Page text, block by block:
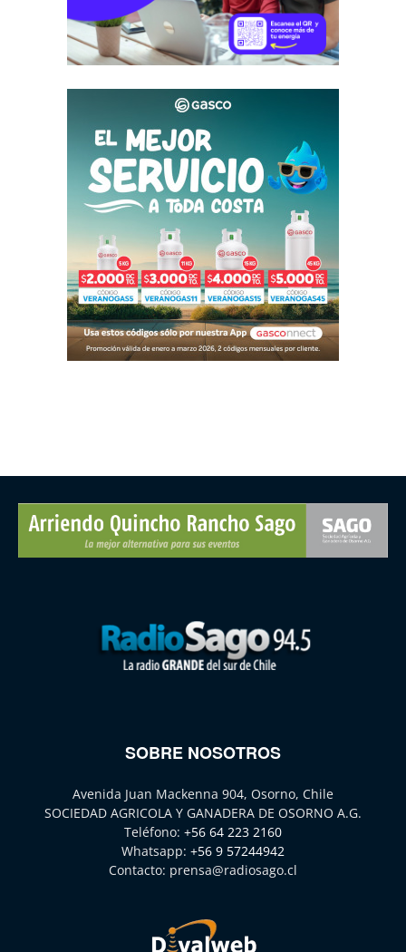
SOBRE NOSOTROS
Avenida Juan Mackenna 904, Osorno, Chile
SOCIEDAD AGRICOLA Y GANADERA DE OSORNO A.G.
Teléfono: +56 64 223 2160
Whatsapp: +56 9 57244942
Contacto: prensa@radiosago.cl